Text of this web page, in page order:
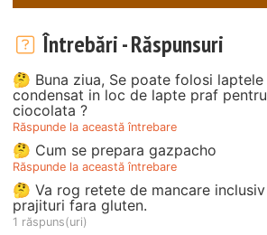
Întrebări - Răspunsuri
🤔 Buna ziua, Se poate folosi laptele
condensat in loc de lapte praf pentru
ciocolata ?
Răspunde la această întrebare
🤔 Cum se prepara gazpacho
Răspunde la această întrebare
🤔 Va rog retete de mancare inclusiv
prajituri fara gluten.
1 răspuns(uri)